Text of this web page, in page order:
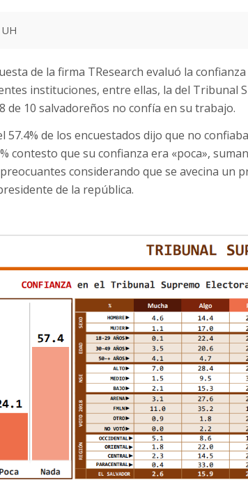
de la firma TResearch evaluó la
instituciones, entre ellas, la del Tribunal
de 10 salvadoreños no confía en su trabajo.
57.4% de los encuestados dijo que no
contesto que su confianza era «poca»,
considerando que se avecina un
de la república.